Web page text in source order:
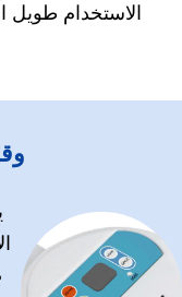
الاستخدام طويل